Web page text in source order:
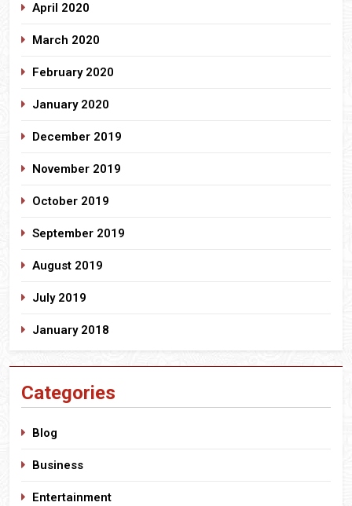
April 2020
March 2020
February 2020
January 2020
December 2019
November 2019
October 2019
September 2019
August 2019
July 2019
January 2018
Categories
Blog
Business
Entertainment